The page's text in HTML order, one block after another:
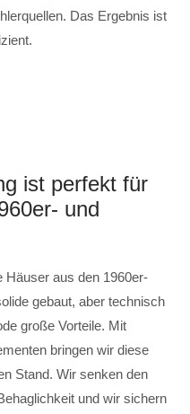
Das Ergebnis ist
ist perfekt für
und
Häuser aus den 1960er-
gebaut, aber technisch
große Vorteile. Mit
bringen wir diese
Stand. Wir senken den
und wir sichern